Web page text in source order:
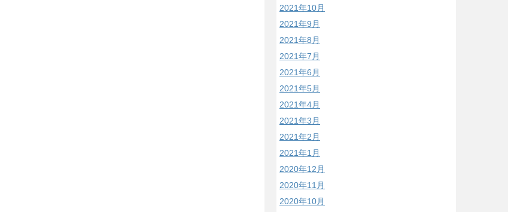
2021年10月
2021年9月
2021年8月
2021年7月
2021年6月
2021年5月
2021年4月
2021年3月
2021年2月
2021年1月
2020年12月
2020年11月
2020年10月